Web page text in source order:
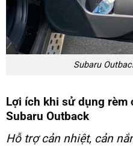
Subaru
Lợi ích khi sử dụng rèm
Subaru Outback
Hỗ trợ cản nhiệt, cản